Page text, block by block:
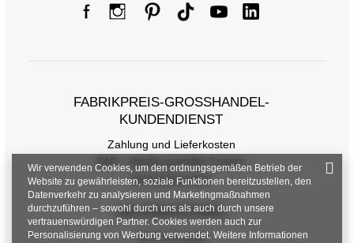
Größe S M
[H] Innenbeinlänge 6
[J] Gesamtlänge 26 27
FABRIKPREIS-GROSSHANDEL-K
UNDENDIENST
Zahlung und Lieferkosten
FAQ - Häufig gestellte Fragen
Rückgabepolitik
INFORMATIONEN
Verordnungen
Wir verwenden Cookies, um den ordnungsgemäßen Betrieb der
Website zu gewährleisten, soziale Funktionen bereitzustellen, den
Datenverkehr zu analysieren und Marketingmaßnahmen
durchzuführen – sowohl durch uns als auch durch unsere
vertrauenswürdigen Partner. Cookies werden auch zur
Personalisierung von Werbung verwendet. Weitere Informationen